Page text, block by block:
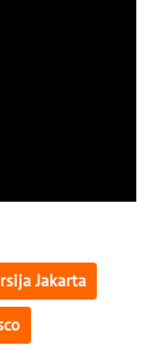
Jakarta